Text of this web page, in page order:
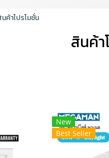
ค้าโปรโมชั่น
สินค้า
New
Best Seller